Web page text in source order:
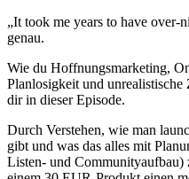
„It took me years to have over-
genau.
Wie du Hoffnungsmarketing,
Planlosigkeit und unrealistische
dir in dieser Episode.
Durch Verstehen, wie man
gibt und was das alles mit
Listen- und Communityaufbau)